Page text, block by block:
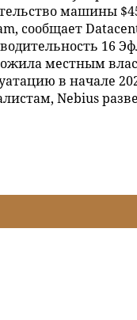
машины
сообщает
16
местным
в начале
Nebius